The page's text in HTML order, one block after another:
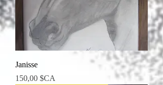
Janisse
Prix
150,00 $CA